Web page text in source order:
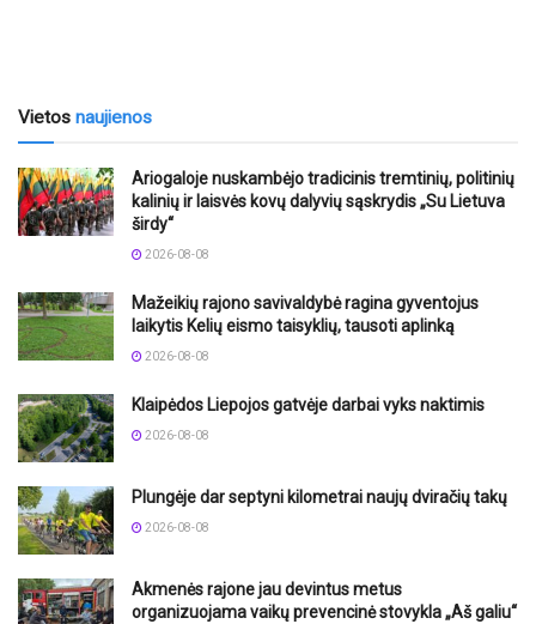
Vietos naujienos
Ariogaloje nuskambėjo tradicinis tremtinių, politinių
kalinių ir laisvės kovų dalyvių sąskrydis „Su Lietuva
širdy“
2026-08-08
Mažeikių rajono savivaldybė ragina gyventojus
laikytis Kelių eismo taisyklių, tausoti aplinką
2026-08-08
Klaipėdos Liepojos gatvėje darbai vyks naktimis
2026-08-08
Plungėje dar septyni kilometrai naujų dviračių takų
2026-08-08
Akmenės rajone jau devintus metus
organizuojama vaikų prevencinė stovykla „Aš galiu“